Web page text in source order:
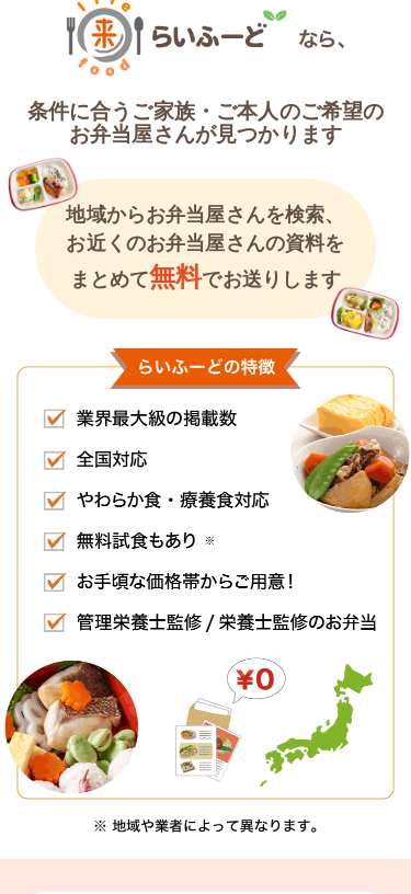
条件に合うご家族・ご本人のご希望の
お弁当屋さんが見つかります
地域からお弁当屋さんを検索、
お近くのお弁当屋さんの資料を
まとめて無料でお送りします